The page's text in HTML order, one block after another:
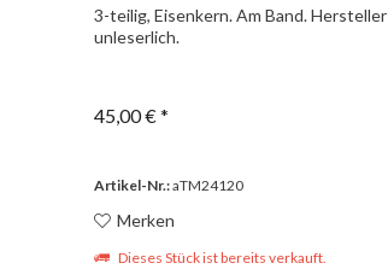
3-teilig, Eisenkern. Am Band. Hersteller
unleserlich.
45,00 € *
Artikel-Nr.:aTM24120
Merken
Dieses Stück ist bereits verkauft.